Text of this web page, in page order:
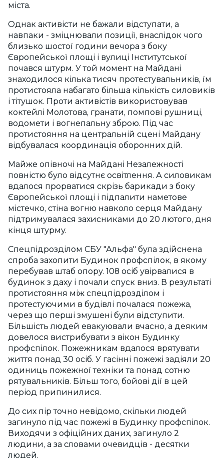
міста.
Однак активісти не бажали відступати, а
навпаки - зміцнювали позиції, внаслідок чого
близько шостої години вечора з боку
Європейської площі і вулиці Інститутської
почався штурм. У той момент на Майдані
знаходилося кілька тисяч протестувальників, їм
протистояла набагато більша кількість силовиків
і тітушок. Проти активістів використовував
коктейлі Молотова, гранати, помпові рушниці,
водомети і вогнепальну зброю. Під час
протистояння на центральній сцені Майдану
відбувалася координація оборонних дій.
Майже опівночі на Майдані Незалежності
повністю було відсутнє освітлення. А силовикам
вдалося прорватися скрізь барикади з боку
Європейської площі і підпалити наметове
містечко, стіна вогню навколо серця Майдану
підтримувалася захисниками до 20 лютого, дня
кінця штурму.
Спецпідрозділом СБУ "Альфа" була здійснена
спроба захопити Будинок профспілок, в якому
перебував штаб опору. 108 осіб увірвалися в
будинок з даху і почали спуск вниз. В результаті
протистояння між спецпідрозділом і
протестуючими в будівлі почалася пожежа,
через що перші змушені були відступити.
Більшість людей евакуювали вчасно, а деяким
довелося вистрибувати з вікон Будинку
профспілок. Пожежникам вдалося врятувати
життя понад 30 осіб. У гасінні пожежі задіяли 20
одиниць пожежної техніки та понад сотню
рятувальників. Більш того, бойові дії в цей
період припинилися.
До сих пір точно невідомо, скільки людей
загинуло під час пожежі в Будинку профспілок.
Виходячи з офіційних даних, загинуло 2
людини, а за словами очевидців - десятки
людей.